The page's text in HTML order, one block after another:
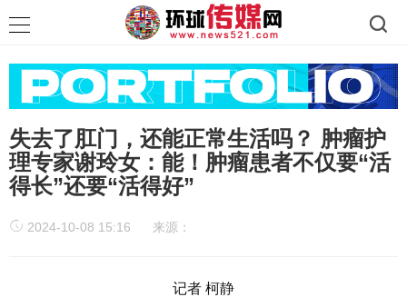
失去了肛门，还能正常生活吗？ 肿瘤护
理专家谢玲女：能！肿瘤患者不仅要“活
得长”还要“活得好”
2024-10-08 15:16 来源：
记者 柯静